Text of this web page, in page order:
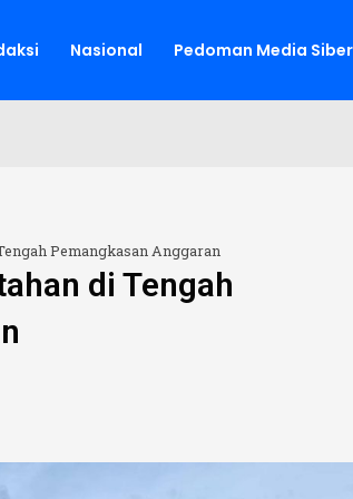
Nasional Pedoman Media Siber
Pemangkasan Anggaran
di Tengah